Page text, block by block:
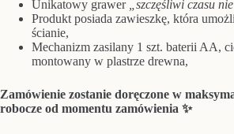
Unikatowy grawer
„szczęśliwi czasu
Produkt posiada zawieszkę, która
ścianie,
Mechanizm zasilany 1 szt. baterii AA,
montowany w plastrze drewna,
Zamówienie zostanie doręczone w
robocze od momentu zamówienia ✨